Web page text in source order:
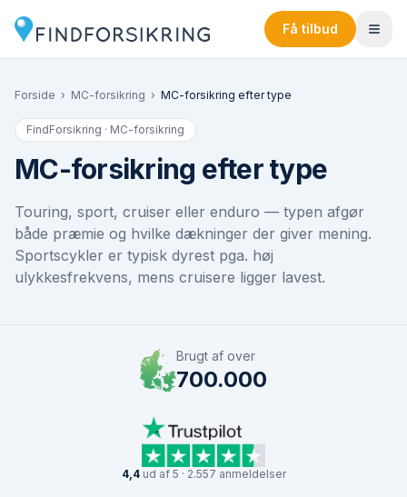
Få tilbud
Forside › MC-forsikring › MC-forsikring efter type
FindForsikring · MC-forsikring
MC-forsikring efter type
Touring, sport, cruiser eller enduro — typen afgør
både præmie og hvilke dækninger der giver mening.
Sportscykler er typisk dyrest pga. høj
ulykkesfrekvens, mens cruisere ligger lavest.
Brugt af over
700.000
4,4ud af 5 · 2.557 anmeldelser